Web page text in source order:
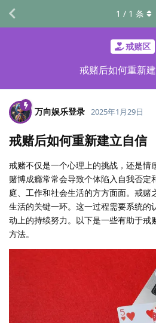
戒赌区
戒赌后如何重新
1 / 1 条
万向娱乐登录 2025年1月29日
戒赌后如何重新建立自信
戒赌不仅是一个心理上的挑战，还是情
赌博成瘾常常会导致个体陷入自我否定
庭、工作和社会生活的方方面面。戒赌
生活的关键一环。这一过程需要系统的
动上的持续努力。以下是一些有助于戒
方法。